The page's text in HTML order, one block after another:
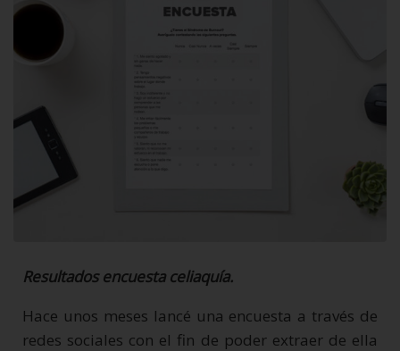
Resultados encuesta celiaquía.
Hace unos meses lancé una encuesta a través de
redes sociales con el fin de poder extraer de ella